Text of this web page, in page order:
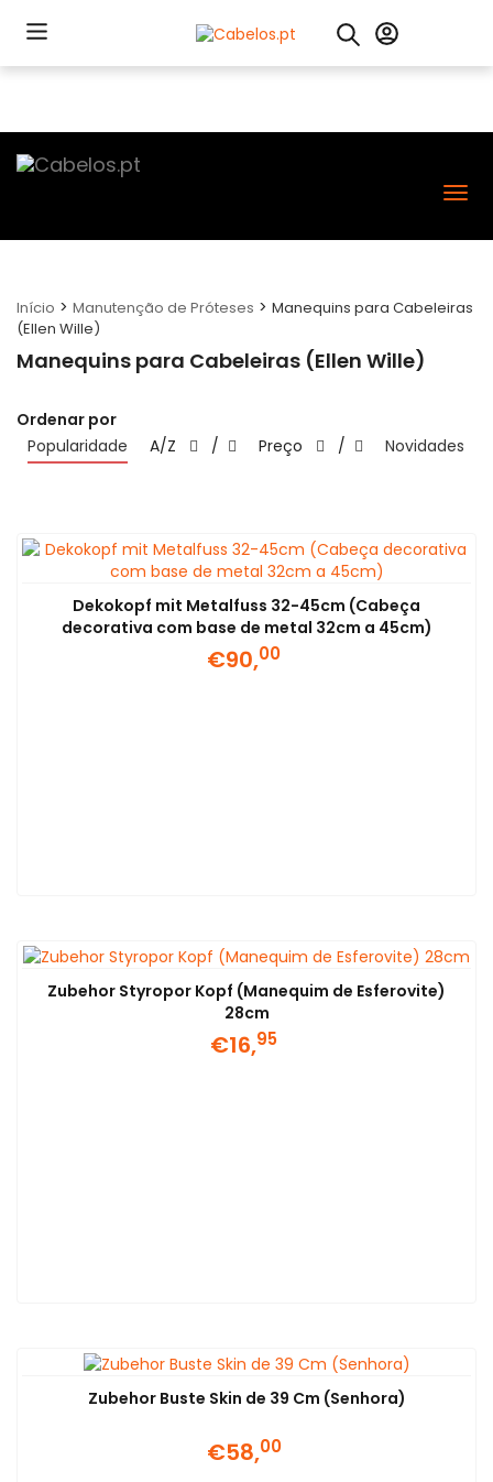
Início > Manutenção de Próteses > Manequins para Cabeleiras
(Ellen Wille)
Manequins para Cabeleiras (Ellen Wille)
Ordenar por
Popularidade
A/Z / Preço / Novidades
Dekokopf mit Metalfuss 32-45cm (Cabeça
decorativa com base de metal 32cm a 45cm)
€90,00
Zubehor Styropor Kopf (Manequim de Esferovite)
28cm
€16,95
Zubehor Buste Skin de 39 Cm (Senhora)
€58,00